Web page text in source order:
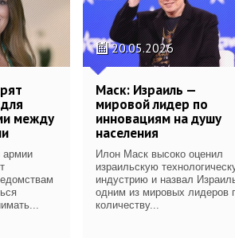
между
армии
20.05.2026
Маск: Израиль —
мировой лидер по
инновациям на душу
населения
Илон Маск высоко оценил
израильскую
индустрию и назвал
одним из мировых лидеров
количеству...